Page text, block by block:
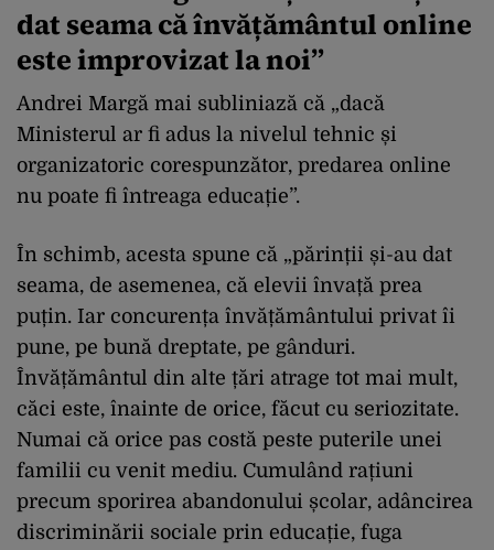
dat seama că învățământul online
este improvizat la noi”
Andrei Margă mai subliniază că „dacă
Ministerul ar fi adus la nivelul tehnic și
organizatoric corespunzător, predarea online
nu poate fi întreaga educație”.
În schimb, acesta spune că „părinții și-au dat
seama, de asemenea, că elevii învață prea
puțin. Iar concurența învățământului privat îi
pune, pe bună dreptate, pe gânduri.
Învățământul din alte țări atrage tot mai mult,
căci este, înainte de orice, făcut cu seriozitate.
Numai că orice pas costă peste puterile unei
familii cu venit mediu. Cumulând rațiuni
precum sporirea abandonului școlar, adâncirea
discriminării sociale prin educație, fuga